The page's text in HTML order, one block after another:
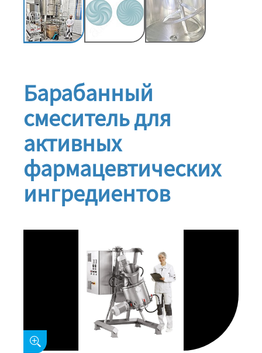
Барабанный
смеситель для
активных
фармацевтических
ингредиентов